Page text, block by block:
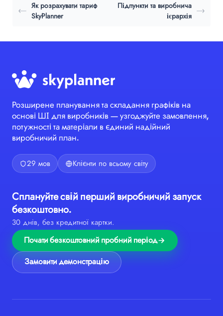
Як розрахувати тариф
SkyPlanner
Підпункти та виробнича
ієрархія
Розширене планування та складання графіків на
основі ШІ для виробників — узгоджуйте замовлення,
потужності та матеріали в єдиний надійний
виробничий план.
29 мов Клієнти по всьому світу
Сплануйте свій перший виробничий запуск
безкоштовно.
30 днів, без кредитної картки.
Почати безкоштовний пробний період
Замовити демонстрацію